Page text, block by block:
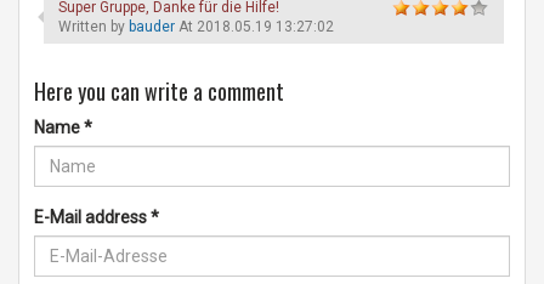
Super Gruppe, Danke für die Hilfe!
Written by bauder At 2018.05.19 13:27:02
Here you can write a comment
Name*
E-Mail address*